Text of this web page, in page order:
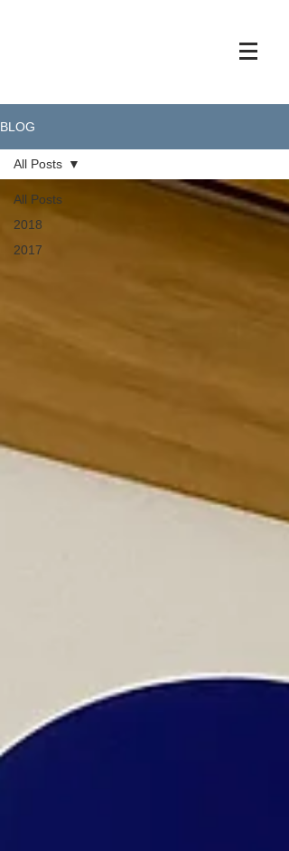
BLOG
All Posts
2018
2017
All Posts